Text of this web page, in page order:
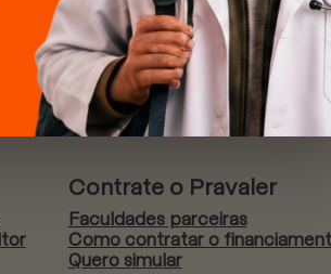
Contrate o Pravaler
Faculdades parceiras
Como contratar o
Quero simular